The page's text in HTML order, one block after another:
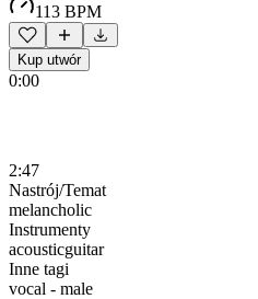
113 BPM
Kup utwór
0:00
2:47
Nastrój/Temat
melancholic
Instrumenty
acousticguitar
Inne tagi
vocal - male